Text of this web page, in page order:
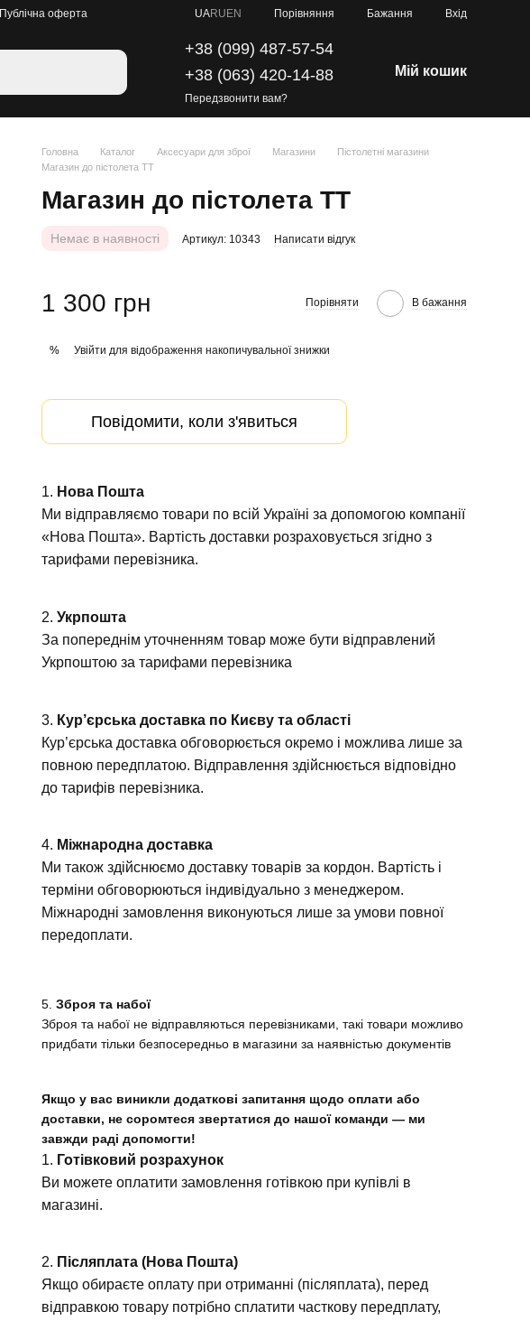
Публічна оферта UARU EN Порівняння Бажання Вхід
+38 (099) 487-57-54
+38 (063) 420-14-88
Передзвонити вам?
Мій кошик
Головна Каталог Аксесуари для зброї Магазини
Пістолетні магазини
Магазин до пістолета ТТ
Магазин до пістолета ТТ
Немає в наявності Артикул: 10343 Написати відгук
1 300 грн Порівняти В бажання
% Увійти для відображення накопичувальної знижки
Повідомити, коли з'явиться
1. Нова Пошта
Ми відправляємо товари по всій Україні за допомогою компанії
«Нова Пошта». Вартість доставки розраховується згідно з
тарифами перевізника.
2.Укрпошта
За попереднім уточненням товар може бути відправлений
Укрпоштою за тарифами перевізника
3. Кур’єрська доставка по Києву та області
Кур’єрська доставка обговорюється окремо і можлива лише за
повною передплатою. Відправлення здійснюється відповідно
до тарифів перевізника.
4. Міжнародна доставка
Ми також здійснюємо доставку товарів за кордон. Вартість і
терміни обговорюються індивідуально з менеджером.
Міжнародні замовлення виконуються лише за умови повної
передоплати.
5.Зброя та набої
Зброя та набої не відправляються перевізниками, такі товари можливо
придбати тільки безпосередньо в магазини за наявністью документів
Якщо у вас виникли додаткові запитання щодо оплати або
доставки, не соромтеся звертатися до нашої команди — ми
завжди раді допомогти!
1. Готівковий розрахунок
Ви можете оплатити замовлення готівкою при купівлі в
магазині.
2. Післяплата (Нова Пошта)
Якщо обираєте оплату при отриманні (післяплата), перед
відправкою товару потрібно сплатити часткову передплату,